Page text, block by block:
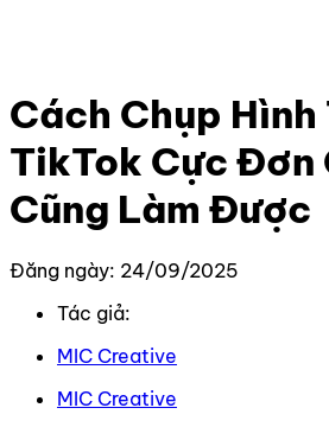
Cách Chụp Hình
TikTok Cực Đơn
Cũng Làm Được
Đăng ngày: 24/09/2025
Tác giả:
MIC Creative
MIC Creative